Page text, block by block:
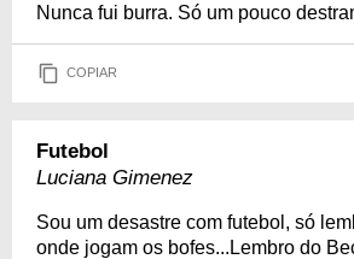
Nunca fui burra. Só um pouco
COPIAR
Futebol
Luciana Gimenez
Sou um desastre com futebol, só
onde jogam os bofes...Lembro do